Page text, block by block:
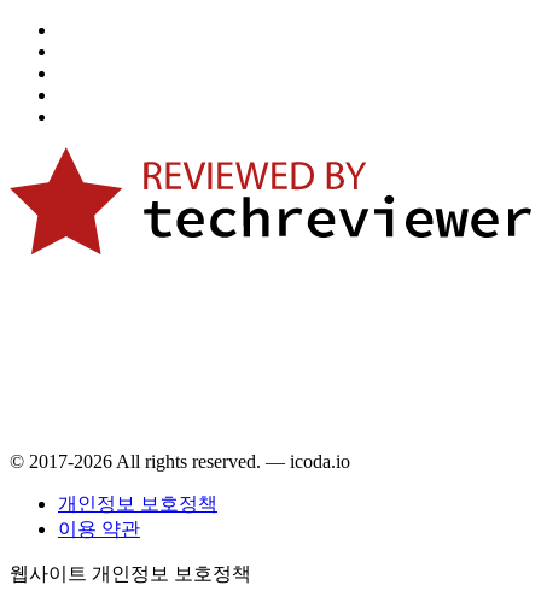
© 2017-2026 All rights reserved. — icoda.io
개인정보 보호정책
이용 약관
웹사이트 개인정보 보호정책